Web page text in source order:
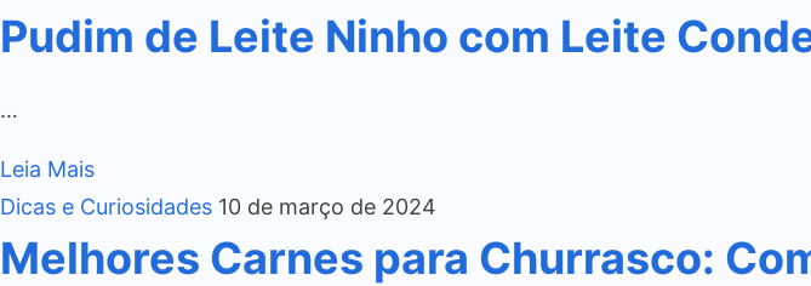
Pudim de Leite Ninho com Leite
…
Leia Mais
Dicas e Curiosidades 10 de março de 2024
Melhores Carnes para Churrasco: